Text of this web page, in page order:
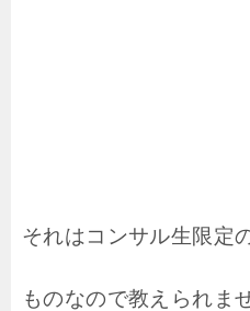
それはコンサル生限定
ものなので教えられま